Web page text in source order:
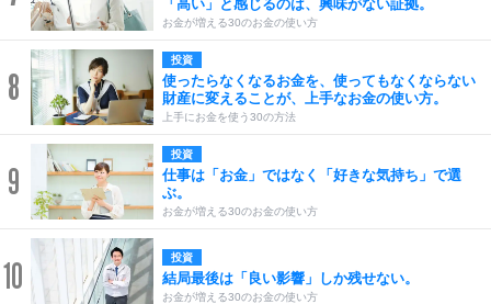
「高い」と感じるのは、興味がない証拠。
お金が増える30のお金の使い方
8
投資
使ったらなくなるお金を、使ってもなくならない
財産に変えることが、上手なお金の使い方。
上手にお金を使う30の方法
9
投資
仕事は「お金」ではなく「好きな気持ち」で選
ぶ。
お金が増える30のお金の使い方
10 投資
結局最後は「良い影響」しか残せない。
お金が増える30のお金の使い方